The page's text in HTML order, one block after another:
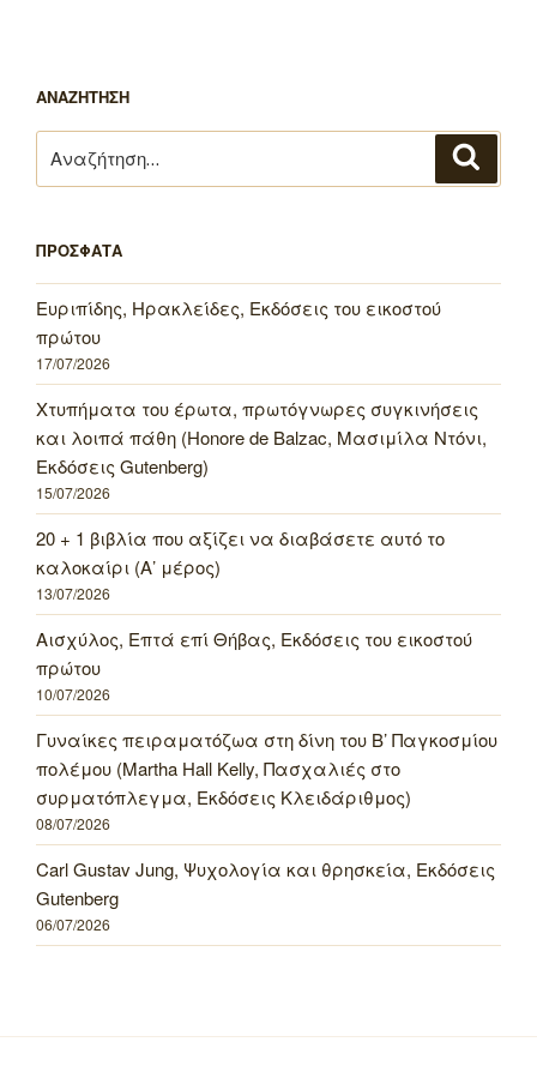
ΑΝΑΖΗΤΗΣΗ
για:
ΠΡΟΣΦΑΤΑ
Ευριπίδης, Ηρακλείδες, Εκδόσεις του εικοστού
πρώτου
17/07/2026
Χτυπήματα του έρωτα, πρωτόγνωρες συγκινήσεις
και λοιπά πάθη (Honore de Balzac, Μασιμίλα Ντόνι,
Εκδόσεις Gutenberg)
15/07/2026
20 + 1 βιβλία που αξίζει να διαβάσετε αυτό το
καλοκαίρι (Α’ μέρος)
13/07/2026
Αισχύλος, Επτά επί Θήβας, Εκδόσεις του εικοστού
πρώτου
10/07/2026
Γυναίκες πειραματόζωα στη δίνη του Β’ Παγκοσμίου
πολέμου (Martha Hall Kelly, Πασχαλιές στο
συρματόπλεγμα, Εκδόσεις Κλειδάριθμος)
08/07/2026
Carl Gustav Jung, Ψυχολογία και θρησκεία, Εκδόσεις
Gutenberg
06/07/2026